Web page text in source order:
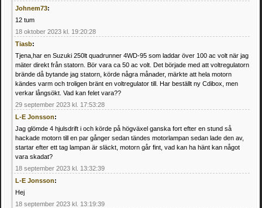
Johnem73:
12 tum
18 oktober 2023 kl. 19:20:28
Tiasb:
Tjena,har en Suzuki 250lt quadrunner 4WD-95 som laddar över 100 ac volt när jag
mäter direkt från statorn. Bör vara ca 50 ac volt. Det började med att voltregulatorn
brände då bytande jag statorn, körde några månader, märkte att hela motorn
kändes varm och troligen bränt en voltregulator till. Har beställt ny Cdibox, men
verkar långsökt. Vad kan felet vara??
29 september 2023 kl. 17:53:28
L-E Jonsson:
Jag glömde 4 hjulsdrift i och körde på högväxel ganska fort efter en stund så
hackade motorn till en par gånger sedan tändes motorlampan sedan lade den av,
startar efter ett tag lampan är släckt, motorn går fint, vad kan ha hänt kan något
vara skadat?
18 september 2023 kl. 13:32:39
L-E Jonsson:
Hej
18 september 2023 kl. 13:19:39